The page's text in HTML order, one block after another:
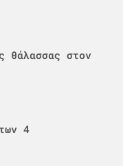
θάλασσας στον
4